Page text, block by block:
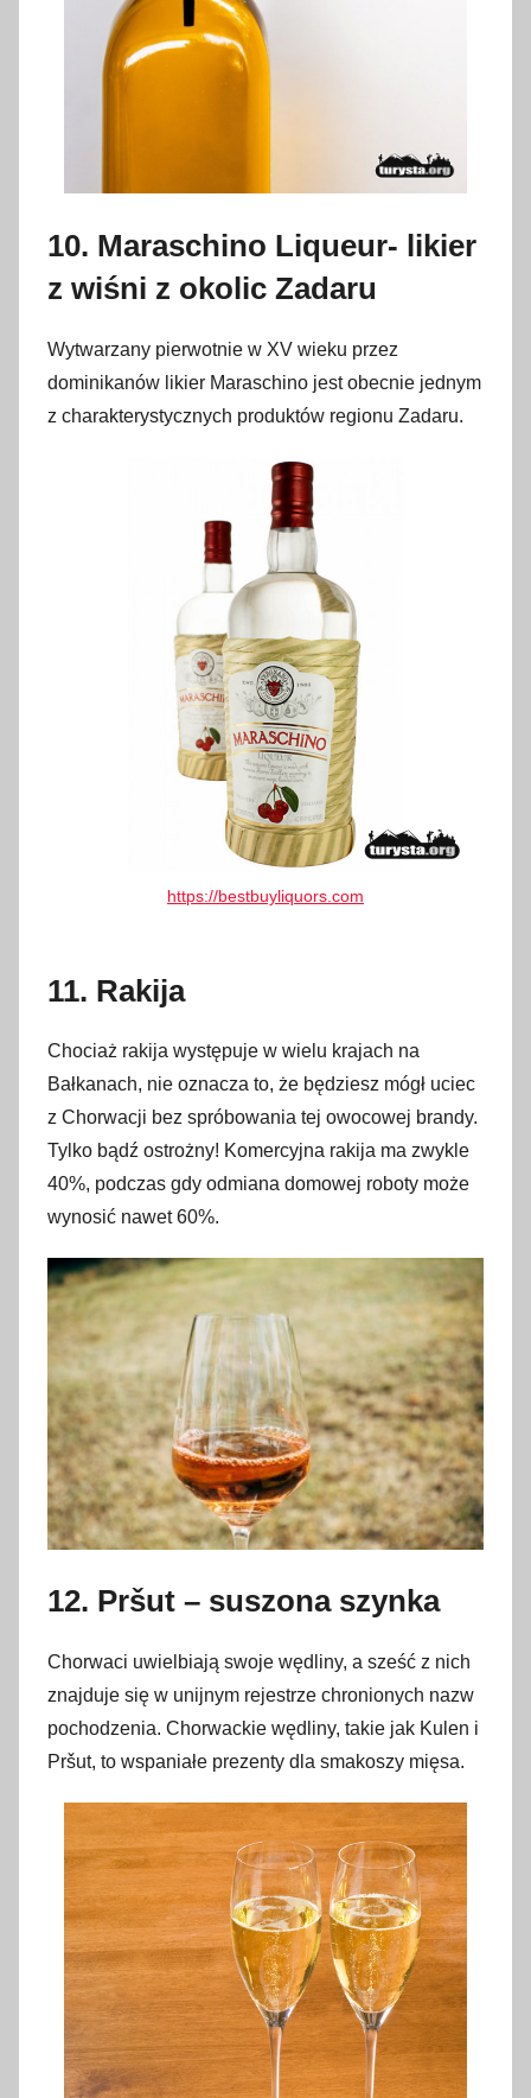
10. Maraschino Liqueur- likier
z wiśni z okolic Zadaru
Wytwarzany pierwotnie w XV wieku przez
dominikanów likier Maraschino jest obecnie jednym
z charakterystycznych produktów regionu Zadaru.
https://bestbuyliquors.com
11. Rakija
Chociaż rakija występuje w wielu krajach na
Bałkanach, nie oznacza to, że będziesz mógł uciec
z Chorwacji bez spróbowania tej owocowej brandy.
Tylko bądź ostrożny! Komercyjna rakija ma zwykle
40%, podczas gdy odmiana domowej roboty może
wynosić nawet 60%.
12. Pršut – suszona szynka
Chorwaci uwielbiają swoje wędliny, a sześć z nich
znajduje się w unijnym rejestrze chronionych nazw
pochodzenia. Chorwackie wędliny, takie jak Kulen i
Pršut, to wspaniałe prezenty dla smakoszy mięsa.